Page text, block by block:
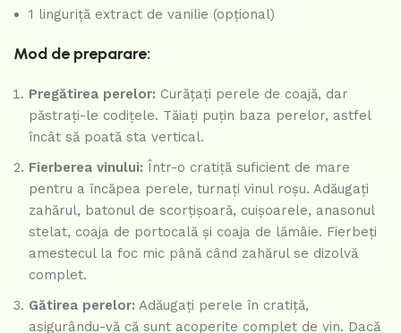
1 linguriță extract de vanilie (opțional)
Mod de preparare:
Pregătirea perelor: Curățați perele de coajă, dar
păstrați-le codițele. Tăiați puțin baza perelor, astfel
încât să poată sta vertical.
Fierberea vinului: Într-o cratiță suficient de mare
pentru a încăpea perele, turnați vinul roșu. Adăugați
zahărul, batonul de scorțișoară, cuișoarele, anasonul
stelat, coaja de portocală și coaja de lămâie. Fierbeți
amestecul la foc mic până când zahărul se dizolvă
complet.
Gătirea perelor: Adăugați perele în cratiță,
asigurându-vă că sunt acoperite complet de vin. Dacă